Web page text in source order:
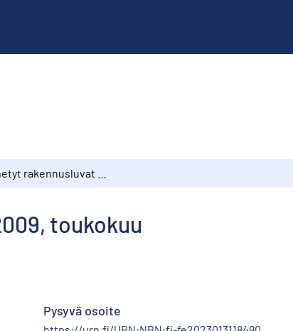
toukokuu
Pysyvä osoite